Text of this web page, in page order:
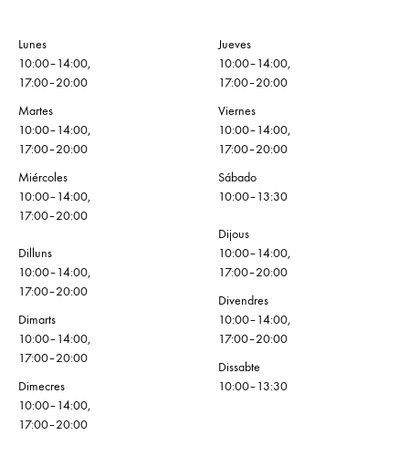
Lunes
10:00–14:00,
17:00–20:00
Martes
10:00–14:00,
17:00–20:00
Miércoles
10:00–14:00,
17:00–20:00
Dilluns
10:00–14:00,
17:00–20:00
Dimarts
10:00–14:00,
17:00–20:00
Dimecres
10:00–14:00,
17:00–20:00
Jueves
10:00–14:00,
17:00–20:00
Viernes
10:00–14:00,
17:00–20:00
Sábado
10:00–13:30
Dijous
10:00–14:00,
17:00–20:00
Divendres
10:00–14:00,
17:00–20:00
Dissabte
10:00–13:30